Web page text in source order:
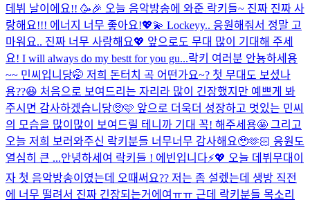
데뷔 날이에요!! 🥳🎉 오늘 음악방송에 와준 락키들~ 진짜 진짜 사
랑해요!!! 에너지 너무 좋아요!💖💫 Lockeyy.. 응원해줘서 정말 고
마워요.. 진짜 너무 사랑해요💖 앞으로도 무대 많이 기대해 주세
요! I will always do my bestt for you gu...락키 여러분 안뇽하세용
~~ 민씨입니당🤭 저희 돈터치 곡 어떤가요~? 첫 무대도 보셨나
용??😆 처음으로 보여드리는 자리라 많이 긴장했지만 예쁘게 봐
주시면 감사하겠습니당🥺🩷 앞으로 더욱더 성장하고 멋있는 민씨
의 모습을 많이많이 보여드릴 테니까 기대 꼭! 해주세용🤩 그리고
오늘 저희 보러와주신 락키분들 너무너무 감사해요🥹🫶🏻 응원도
열심히 큰 ...안녕하세여 락키들 ! 에빈입니다⚡️💖 오늘 데뷔무대이
자 첫 음악방송이였는데 오때써요?? 저는 좀 설렜는데 생방 직전
에 너무 떨려서 진짜 긴장되는거에여ㅠㅠ 근데 락키분들 목소리